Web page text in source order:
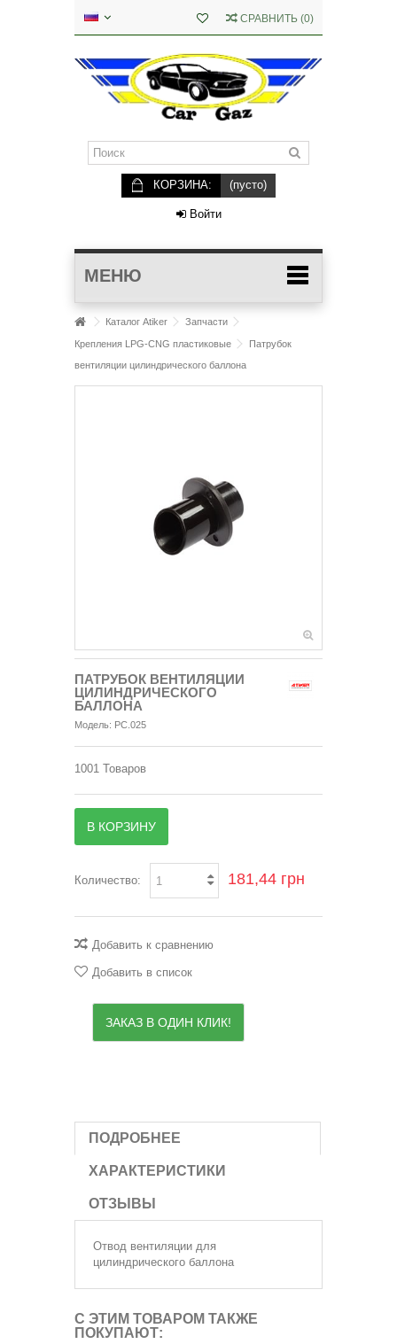
СРАВНИТЬ (0)
КОРЗИНА: (пусто)
Войти
МЕНЮ
Каталог Atiker Запчасти
Крепления LPG-CNG пластиковые
Патрубок
вентиляции цилиндрического баллона
ПАТРУБОК ВЕНТИЛЯЦИИ
ЦИЛИНДРИЧЕСКОГО
БАЛЛОНА
Модель: PC.025
1001 Товаров
В КОРЗИНУ
Количество: 181,44 грн
Добавить к сравнению
Добавить в список
ЗАКАЗ В ОДИН КЛИК!
ПОДРОБНЕЕ
ХАРАКТЕРИСТИКИ
ОТЗЫВЫ
Отвод вентиляции для
цилиндрического баллона
С ЭТИМ ТОВАРОМ ТАКЖЕ
ПОКУПАЮТ: